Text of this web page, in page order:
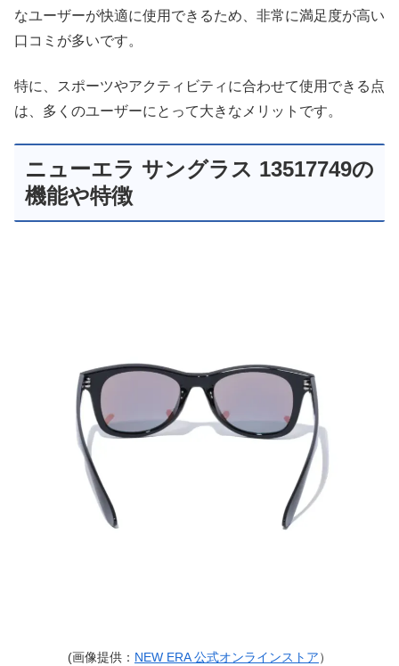
なユーザーが快適に使用できるため、非常に満足度が高い
口コミが多いです。
特に、スポーツやアクティ ビティに合わせて使用できる点
は、多くのユーザーにとって大きなメリットです。
ニューエラ サングラス 13517749の
機能や特徴
(画像提供： NEW ERA 公式オンラインストア）